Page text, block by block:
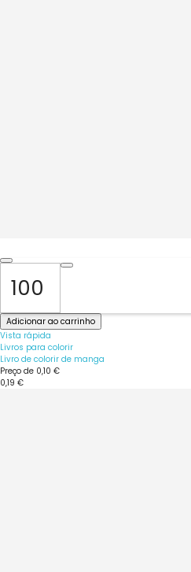
Adicionar ao carrinho
Vista rápida
Livros para colorir
Livro de colorir de manga
Preço de 0,10 €
0,19 €